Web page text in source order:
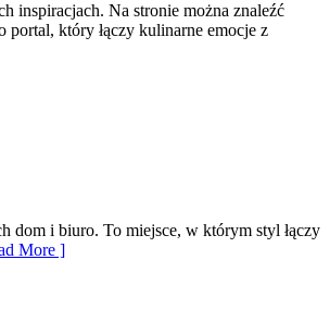
inspiracjach. Na stronie można znaleźć
portal, który łączy kulinarne emocje z
dom i biuro. To miejsce, w którym styl łączy
More ]